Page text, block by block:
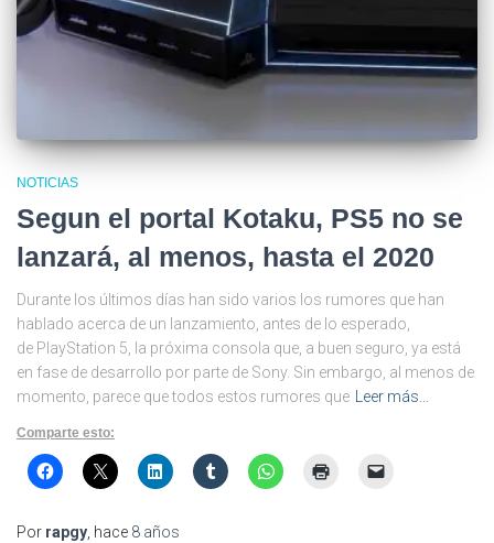
NOTICIAS
Segun el portal Kotaku, PS5 no se
lanzará, al menos, hasta el 2020
Durante los últimos días han sido varios los rumores que han
hablado acerca de un lanzamiento, antes de lo esperado,
de PlayStation 5, la próxima consola que, a buen seguro, ya está
en fase de desarrollo por parte de Sony. Sin embargo, al menos de
momento, parece que todos estos rumores que Leer más…
Comparte esto:
Por rapgy, hace 8 años